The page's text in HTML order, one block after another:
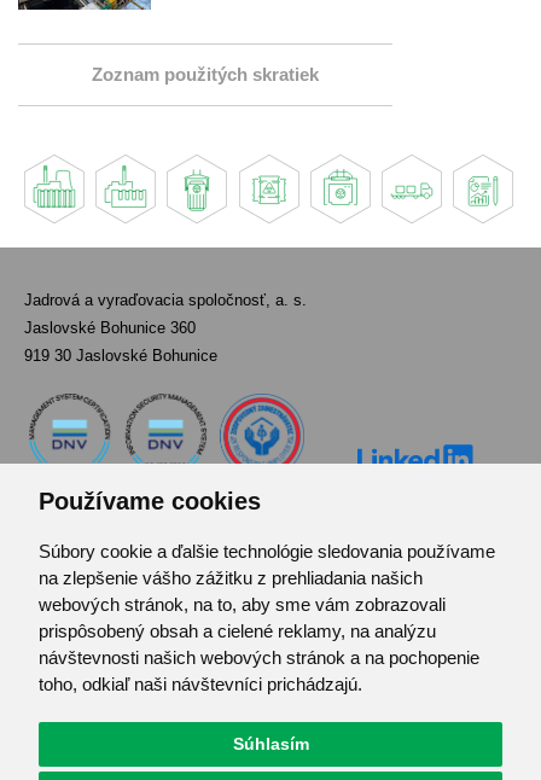
Používame cookies
Súbory cookie a ďalšie technológie sledovania používame
na zlepšenie vášho zážitku z prehliadania našich
webových stránok, na to, aby sme vám zobrazovali
prispôsobený obsah a cielené reklamy, na analýzu
návštevnosti našich webových stránok a na pochopenie
toho, odkiaľ naši návštevníci prichádzajú.
Súhlasím
Zoznam použitých skratiek
Jadrová a vyraďovacia spoločnosť, a. s.
Jaslovské Bohunice 360
919 30 Jaslovské Bohunice
Kontakt
Pozvánka do infocentra
Zoznam použitých skratiek
Mapa stránok
RSS
Centrum predvolieb cookies